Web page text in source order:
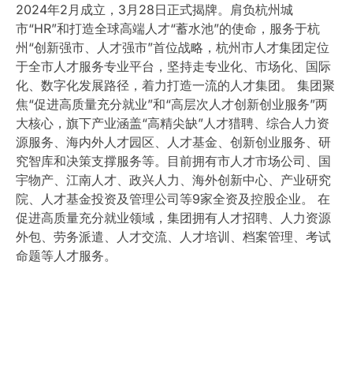
2024年2月成立，3月28日正式揭牌。肩负杭州城
市“HR”和打造全球高端人才“蓄水池”的使命，服务于杭
州“创新强市、人才强市”首位战略，杭州市人才集团定位
于全市人才服务专业平台，坚持走专业化、市场化、国际
化、数字化发展路径，着力打造一流的人才集团。 集团聚
焦“促进高质量充分就业”和“高层次人才创新创业服务”两
大核心，旗下产业涵盖“高精尖缺”人才猎聘、综合人力资
源服务、海内外人才园区、人才基金、创新创业服务、研
究智库和决策支撑服务等。目前拥有市人才市场公司、国
宇物产、江南人才、政兴人力、海外创新中心、产业研究
院、人才基金投资及管理公司等9家全资及控股企业。 在
促进高质量充分就业领域，集团拥有人才招聘、人力资源
外包、劳务派遣、人才交流、人才培训、档案管理、考试
命题等人才服务。